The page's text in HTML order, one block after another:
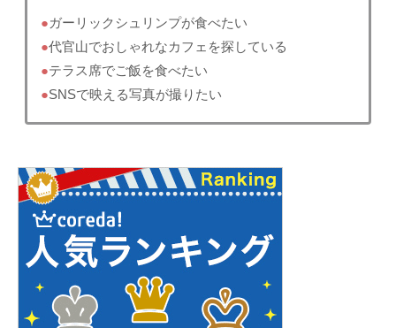
●ガーリックシュリンプが食べたい
●代官山でおしゃれなカフェを探している
●テラス席でご飯を食べたい
●SNSで映える写真が撮りたい